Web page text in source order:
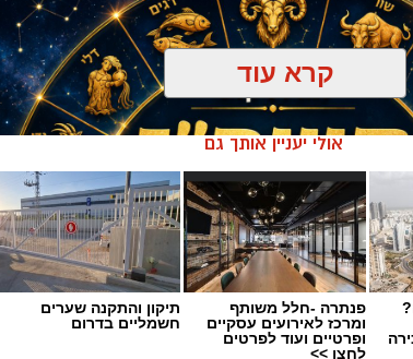
קרא עוד
אולי יעניין אותך גם
פנתרה -חלל משותף
ומרכז לאירועים עסקיים
ופרטיים ועוד לפרטים
לחצו >>
תיקון והתקנה שערים
חשמליים בדרום